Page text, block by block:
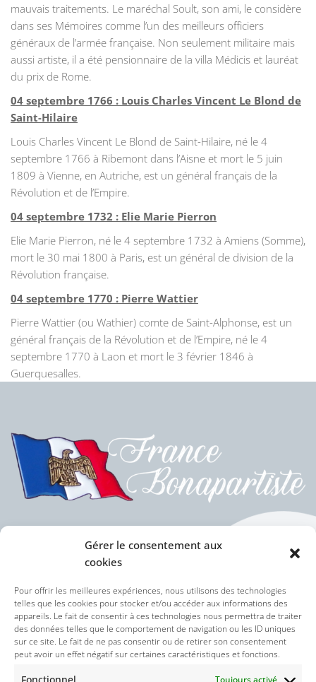
Gérer le consentement aux
cookies
Pour offrir les meilleures expériences, nous utilisons des technologies
telles que les cookies pour stocker et/ou accéder aux informations des
appareils. Le fait de consentir à ces technologies nous permettra de traiter
des données telles que le comportement de navigation ou les ID uniques
sur ce site. Le fait de ne pas consentir ou de retirer son consentement
peut avoir un effet négatif sur certaines caractéristiques et fonctions.
Toujours activé
mauvais traitements. Le maréchal Soult, son ami, le considère
dans ses Mémoires comme l’un des meilleurs officiers
généraux de l’armée française. Non seulement militaire mais
aussi artiste, il a été pensionnaire de la villa Médicis et lauréat
du prix de Rome.
04 septembre 1766 : Louis Charles Vincent Le Blond de
Saint-Hilaire
Louis Charles Vincent Le Blond de Saint-Hilaire, né le 4
septembre 1766 à Ribemont dans l’Aisne et mort le 5 juin
1809 à Vienne, en Autriche, est un général français de la
Révolution et de l’Empire.
04 septembre 1732 : Elie Marie Pierron
Elie Marie Pierron, né le 4 septembre 1732 à Amiens (Somme),
mort le 30 mai 1800 à Paris, est un général de division de la
Révolution française.
04 septembre 1770 : Pierre Wattier
Pierre Wattier (ou Wathier) comte de Saint-Alphonse, est un
général français de la Révolution et de l’Empire, né le 4
septembre 1770 à Laon et mort le 3 février 1846 à
Guerquesalles.
Politique des cookies (UE)
Politique de confidentialité